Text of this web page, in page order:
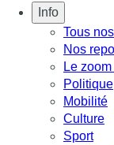
Info
Tous
Nos
Le
Politique
Mobilité
Culture
Sport